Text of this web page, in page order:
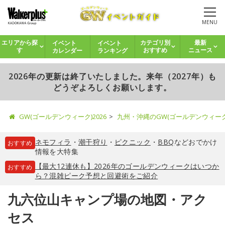
MENU
エリアから探
す
イベント
カレンダー
イベント
ランキング
カテゴリ別
おすすめ
最新
ニュース
2026年の更新は終了いたしました。来年（2027年）も
どうぞよろしくお願いします。
GW(ゴールデンウィーク)2026 九州・沖縄のGW(ゴールデンウィ
おすすめ ネモフィラ ・ 潮干狩り ・ ピクニック ・ BBQなどおでかけ
情報を大特集
おすすめ
【最大12連休も】2026年のゴールデンウィークはいつか
ら？混雑ピーク予想と回避術をご紹介
九六位山キャンプ場の地図・アク
セス